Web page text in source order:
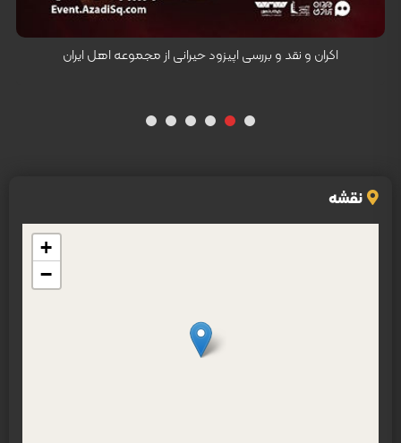
کارگردان: رضا محبی
اکران و نقد و بررسی اپیزود حیرانی از مجموعه اهل ایران
نقشه
+
−